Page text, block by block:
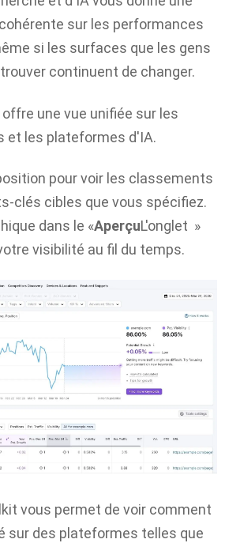
sur les performances
si les surfaces que les gens
continuent de changer.
une vue unifiée sur les
et les plateformes d'IA.
pour voir les classements
clés cibles que vous spécifiez.
dans le «AperçuL'onglet »
visibilité au fil du temps.
vous permet de voir comment
sur des plateformes telles que